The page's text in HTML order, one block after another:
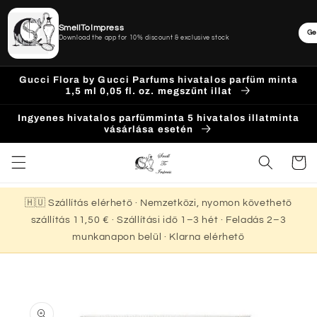
Ugrás a
tartalomhoz
Gucci Flora by Gucci Parfums hivatalos parfüm minta
1,5 ml 0,05 fl. oz. megszűnt illat
Ingyenes hivatalos parfümminta 5 hivatalos illatminta
vásárlása esetén
Kosár
🇭🇺 Szállítás elérhető · Nemzetközi, nyomon követhető
szállítás 11,50 € · Szállítási idő 1–3 hét · Feladás 2–3
munkanapon belül · Klarna elérhető
a
SmellToImpress
Download the app for 10% discount & exclusive stock